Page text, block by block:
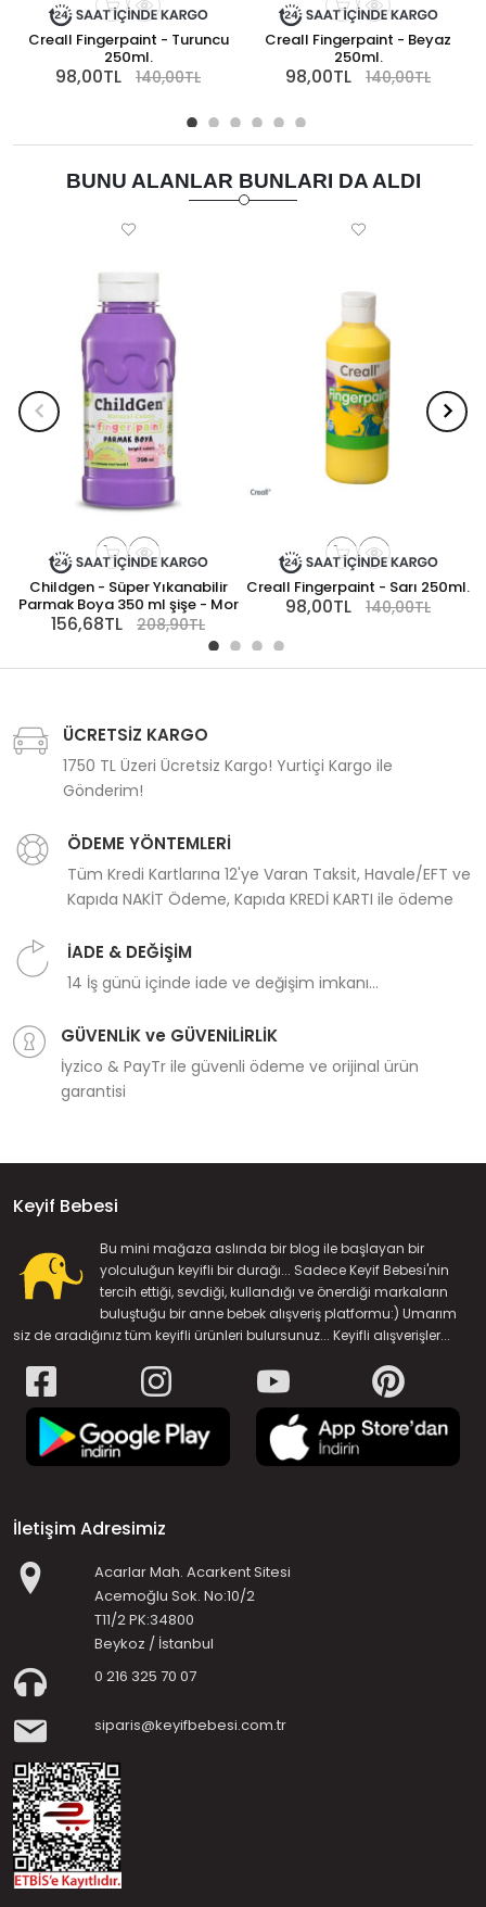
Creall Fingerpaint - Turuncu
250ml.
98,00TL 140,00TL
Creall Fingerpaint - Beyaz
250ml.
98,00TL 140,00TL
BUNU ALANLAR BUNLARI DA ALDI
Childgen - Süper Yıkanabilir
Parmak Boya 350 ml şişe - Mor
156,68TL 208,90TL
Creall Fingerpaint - Sarı 250ml.
98,00TL 140,00TL
ÜCRETSİZ KARGO
1750 TL Üzeri Ücretsiz Kargo! Yurtiçi Kargo ile
Gönderim!
ÖDEME YÖNTEMLERİ
Tüm Kredi Kartlarına 12'ye Varan Taksit, Havale/EFT ve
Kapıda NAKİT Ödeme, Kapıda KREDİ KARTI ile ödeme
İADE & DEĞİŞİM
14 İş günü içinde iade ve değişim imkanı...
GÜVENLİK ve GÜVENİLİRLİK
İyzico & PayTr ile güvenli ödeme ve orijinal ürün
garantisi
Keyif Bebesi
Bu mini mağaza aslında bir blog ile başlayan bir
yolculuğun keyifli bir durağı... Sadece Keyif Bebesi'nin
tercih ettiği, sevdiği, kullandığı ve önerdiği markaların
buluştuğu bir anne bebek alışveriş platformu:) Umarım
siz de aradığınız tüm keyifli ürünleri bulursunuz... Keyifli alışverişler...
İletişim Adresimiz
Acarlar Mah. Acarkent Sitesi
Acemoğlu Sok. No:10/2
T11/2 PK:34800
Beykoz / İstanbul
0 216 325 70 07
siparis@keyifbebesi.com.tr